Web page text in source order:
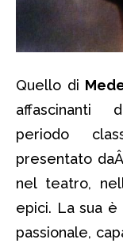
Quello di
affascinanti
periodo
presentato
nel teatro,
epici. La sua è
passionale,